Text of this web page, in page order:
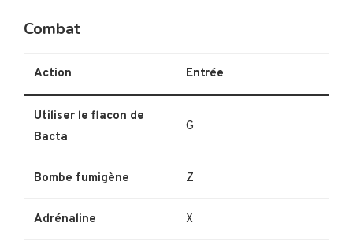
Combat
Action Entrée
Utiliser le flacon de
Bacta
G
Bombe fumigène Z
Adrénaline X